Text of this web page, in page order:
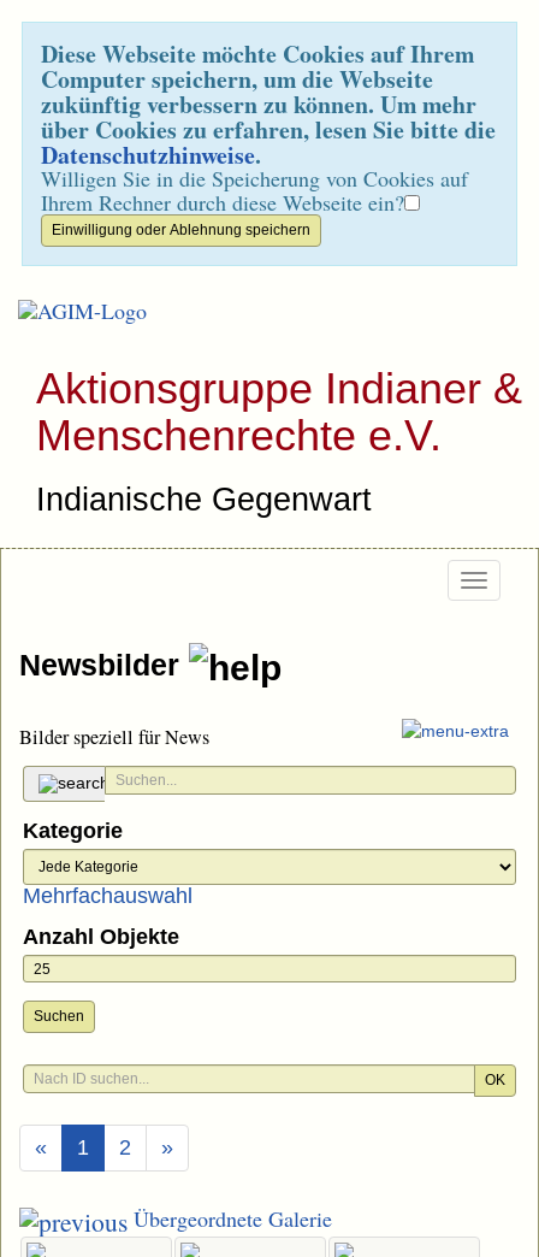
Diese Webseite möchte Cookies auf Ihrem
Computer speichern, um die Webseite
zukünftig verbessern zu können. Um mehr
über Cookies zu erfahren, lesen Sie bitte die
Datenschutzhinweise.
Willigen Sie in die Speicherung von Cookies auf
Ihrem Rechner durch diese Webseite ein?
Aktionsgruppe Indianer &
Menschenrechte e.V.
Indianische Gegenwart
Newsbilder
Bilder speziell für News
Kategorie
Mehrfachauswahl
Anzahl Objekte
Suchen
OK
« 1 (Aktuell)
2 »
Übergeordnete Galerie